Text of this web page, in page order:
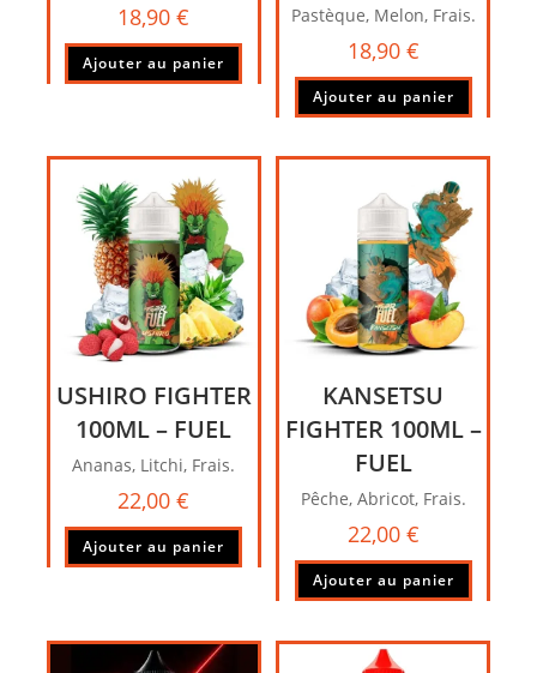
18,90€
Ajouter au panier
Pastèque, Melon, Frais.
18,90 €
Ajouter au panier
USHIRO FIGHTER
100ML – FUEL
Ananas, Litchi, Frais.
22,00€
Ajouter au panier
KANSETSU
FIGHTER 100ML –
FUEL
Pêche, Abricot, Frais.
22,00 €
Ajouter au panier